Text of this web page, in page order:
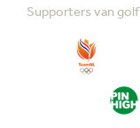
Supporters van golf